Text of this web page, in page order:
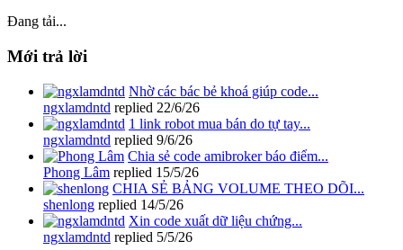
Đang tải...
Mới trả lời
Nhờ các bác bẻ khoá giúp code...
ngxlamdntd replied 22/6/26
1 link robot mua bán do tự tay...
ngxlamdntd replied 9/6/26
Chia sẻ code amibroker báo điểm...
Phong Lâm replied 15/5/26
CHIA SẺ BẢNG VOLUME THEO DÕI...
shenlong replied 14/5/26
Xin code xuất dữ liệu chứng...
ngxlamdntd replied 5/5/26